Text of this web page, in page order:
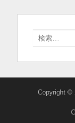
索:
Copyright ©